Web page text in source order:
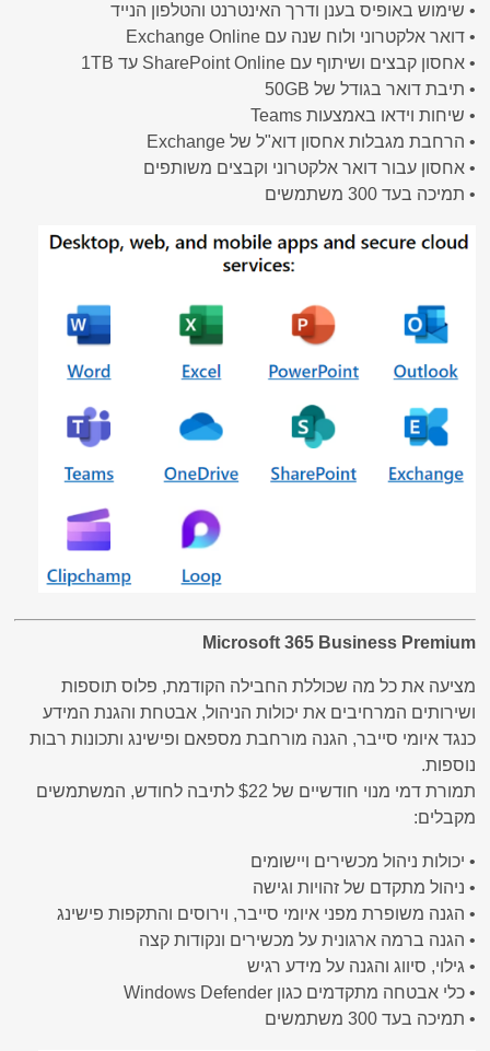
• שימוש באופיס בענן ודרך האינטרנט והטלפון הנייד
• דואר אלקטרוני ולוח שנה עם Exchange Online
• אחסון קבצים ושיתוף עם SharePoint Online עד 1TB
• תיבת דואר בגודל של 50GB
• שיחות וידאו באמצעות Teams
• הרחבת מגבלות אחסון דוא"ל של Exchange
• אחסון עבור דואר אלקטרוני וקבצים משותפים
• תמיכה בעד 300 משתמשים
Microsoft 365 Business Premium
מציעה את כל מה שכוללת החבילה הקודמת, פלוס תוספות
ושירותים המרחיבים את יכולות הניהול, אבטחת והגנת המידע
כנגד איומי סייבר, הגנה מורחבת מספאם ופישינג ותכונות רבות
נוספות.
תמורת דמי מנוי חודשיים של $22 לתיבה לחודש, המשתמשים
מקבלים:
• יכולות ניהול מכשירים ויישומים
• ניהול מתקדם של זהויות וגישה
• הגנה משופרת מפני איומי סייבר, וירוסים והתקפות פישינג
• הגנה ברמה ארגונית על מכשירים ונקודות קצה
• גילוי, סיווג והגנה על מידע רגיש
• כלי אבטחה מתקדמים כגון Windows Defender
• תמיכה בעד 300 משתמשים